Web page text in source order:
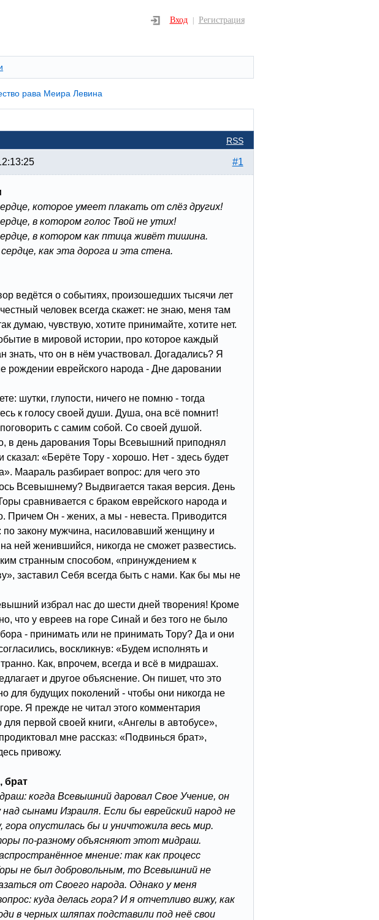
Вход Регистрация
рава Меира Левина
RSS
#1
которое умеет плакать от слёз других!
в котором голос Твой не утих!
в котором как птица живёт тишина.
как эта дорога и эта стена.
ведётся о событиях, произошедших тысячи лет
человек всегда скажет: не знаю, меня там
думаю, чувствую, хотите принимайте, хотите нет.
в мировой истории, про которое каждый
знать, что он в нём участвовал. Догадались? Я
рождении еврейского народа - Дне даровании
шутки, глупости, ничего не помню - тогда
к голосу своей души. Душа, она всё помнит!
с самим собой. Со своей душой.
в день дарования Торы Всевышний приподнял
сказал: «Берёте Тору - хорошо. Нет - здесь будет
Маараль разбирает вопрос: для чего это
Всевышнему? Выдвигается такая версия. День
сравнивается с браком еврейского народа и
Причем Он - жених, а мы - невеста. Приводится
по закону мужчина, насиловавший женщину и
на ней женившийся, никогда не сможет развестись.
странным способом, «принуждением к
заставил Себя всегда быть с нами. Как бы мы не
избрал нас до шести дней творения! Кроме
что у евреев на горе Синай и без того не было
- принимать или не принимать Тору? Да и они
воскликнув: «Будем исполнять и
Как, впрочем, всегда и всё в мидрашах.
и другое объяснение. Он пишет, что это
для будущих поколений - чтобы они никогда не
Я прежде не читал этого комментария
первой своей книги, «Ангелы в автобусе»,
мне рассказ: «Подвинься брат»,
привожу.
брат
когда Всевышний даровал Свое Учение, он
над сынами Израиля. Если бы еврейский народ не
гора опустилась бы и уничтожила весь мир.
по-разному объясняют этот мидраш.
мнение: так как процесс
не был добровольным, то Всевышний не
от Своего народа. Однако у меня
куда делась гора? И я отчетливо вижу, как
в черных шляпах подставили под неё свои